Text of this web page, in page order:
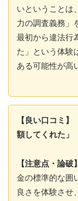
いということは
力の調査義務」
最初から違法行
た」という体験
ある可能性が高
【良い口コミ
額してくれた」
【注意点・論破】
金の標準的な囲
良さを体験させ